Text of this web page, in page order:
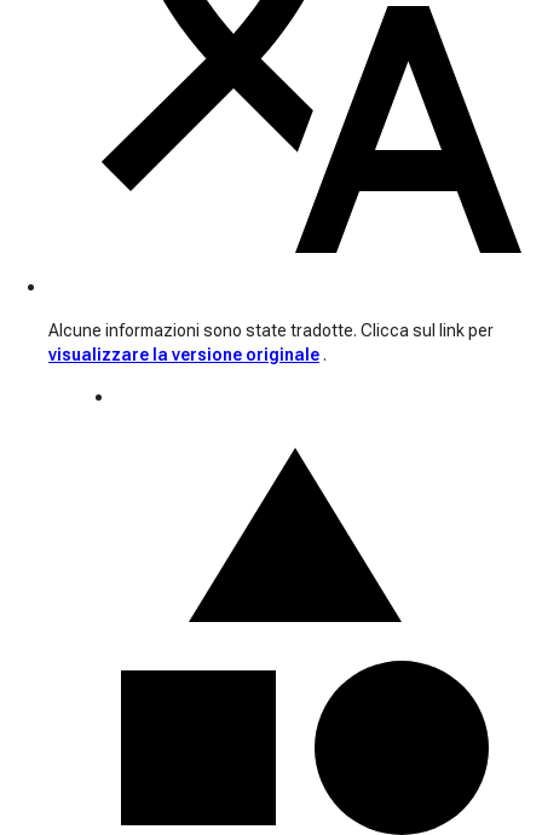
Alcune informazioni sono state tradotte. Clicca sul link per
visualizzare la versione originale .